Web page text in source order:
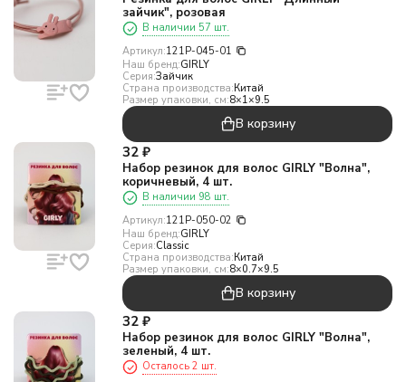
зайчик", розовая
В наличии 57 шт.
Артикул:121P-045-01
Наш бренд:GIRLY
Серия:Зайчик
Страна производства:Китай
Размер упаковки, см:8×1×9.5
В корзину
32 ₽
Набор резинок для волос GIRLY "Волна",
коричневый, 4 шт.
В наличии 98 шт.
Артикул:121P-050-02
Наш бренд:GIRLY
Серия:Classic
Страна производства:Китай
Размер упаковки, см:8×0.7×9.5
В корзину
32 ₽
Набор резинок для волос GIRLY "Волна",
зеленый, 4 шт.
Осталось 2 шт.